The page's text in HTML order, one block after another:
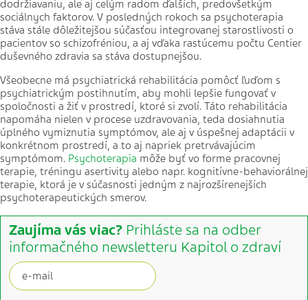
dodržiavaniu, ale aj celým radom ďalších, predovšetkým
sociálnych faktorov. V posledných rokoch sa psychoterapia
stáva stále dôležitejšou súčasťou integrovanej starostlivosti o
pacientov so schizofréniou, a aj vďaka rastúcemu počtu Centier
duševného zdravia sa stáva dostupnejšou.
Všeobecne má psychiatrická rehabilitácia pomôcť ľuďom s
psychiatrickým postihnutím, aby mohli lepšie fungovať v
spoločnosti a žiť v prostredí, ktoré si zvolí. Táto rehabilitácia
napomáha nielen v procese uzdravovania, teda dosiahnutia
úplného vymiznutia symptómov, ale aj v úspešnej adaptácii v
konkrétnom prostredí, a to aj napriek pretrvávajúcim
symptómom. Psychoterapia môže byť vo forme pracovnej
terapie, tréningu asertivity alebo napr. kognitívne-behaviorálnej
terapie, ktorá je v súčasnosti jedným z najrozšírenejších
psychoterapeutických smerov.
Zaujíma vás viac? Prihláste sa na odber
informačného newsletteru Kapitol o zdraví